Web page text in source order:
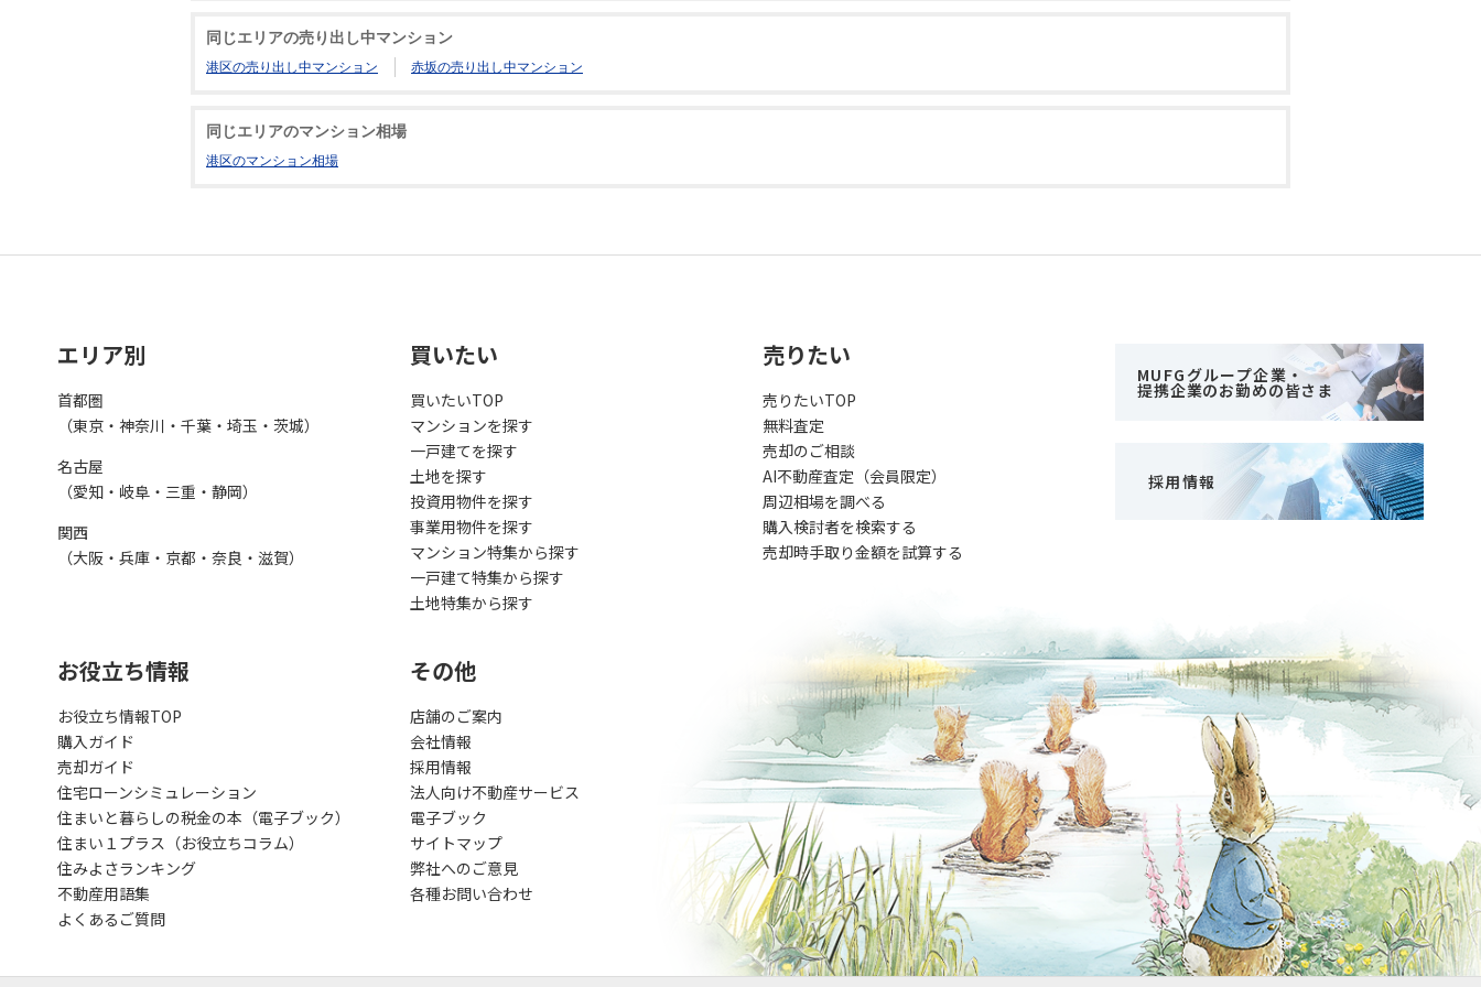
同じエリアの売り出し中マンション
港区の売り出し中マンション 赤坂の売り出し中マンション
同じエリアのマンション相場
港区のマンション相場
エリア別
首都圏
（東京・神奈川・千葉・埼玉・茨城）
名古屋
（愛知・岐阜・三重・静岡）
関西
（大阪・兵庫・京都・奈良・滋賀）
買いたい
買いたいTOP
マンションを探す
一戸建てを探す
土地を探す
投資用物件を探す
事業用物件を探す
マンション特集から探す
一戸建て特集から探す
土地特集から探す
売りたい
売りたいTOP
無料査定
売却のご相談
AI不動産査定（会員限定）
周辺相場を調べる
購入検討者を検索する
売却時手取り金額を試算する
MUFGグループ企業・
提携企業のお勤めの皆さま
採用情報
お役立ち情報
お役立ち情報TOP
購入ガイド
売却ガイド
住宅ローンシミュレーション
住まいと暮らしの税金の本（電子ブック）
住まい１プラス（お役立ちコラム）
住みよさランキング
不動産用語集
よくあるご質問
その他
店舗のご案内
会社情報
採用情報
法人向け不動産サービス
電子ブック
サイトマップ
弊社へのご意見
各種お問い合わせ